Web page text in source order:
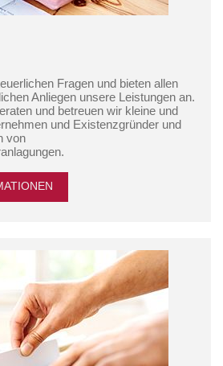
Fragen und bieten allen
Anliegen unsere Leistungen an.
und betreuen wir kleine und
und Existenzgründer und
von